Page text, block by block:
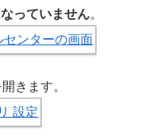
っていません。
開きます。